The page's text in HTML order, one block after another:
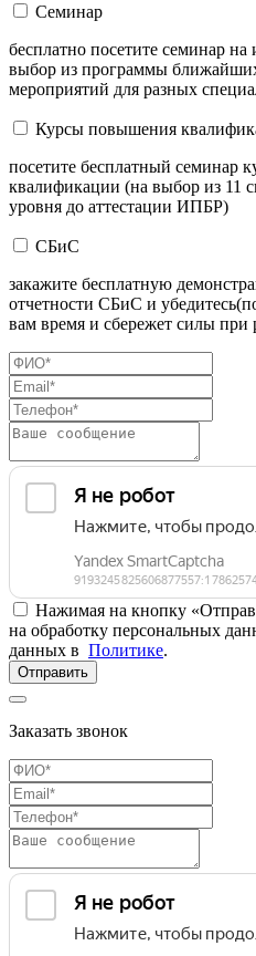
Семинар
бесплатно посетите семинар
выбор из программы
мероприятий для разных
Курсы повышения
посетите бесплатный семинар
квалификации (на выбор из 11
уровня до аттестации ИПБР)
СБиС
закажите бесплатную
отчетности СБиС и
вам время и сбережет силы при
Нажимая на кнопку
на обработку персональных
данных в Политике.
Отправить
Заказать звонок